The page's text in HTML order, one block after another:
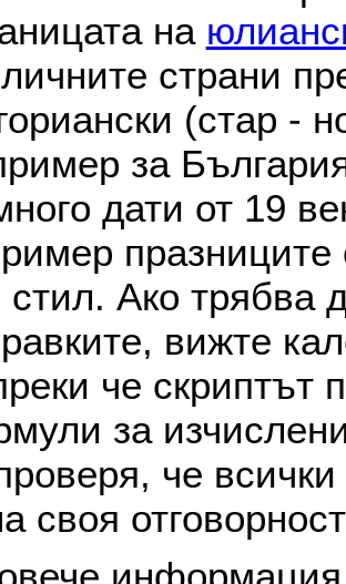
на
страни
(стар -
за
дати от 19
празниците
стил. Ако трябва
вижте
че скриптът
за
че
своя